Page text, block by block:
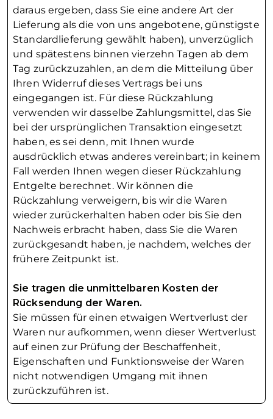
daraus ergeben, dass Sie eine andere Art der
Lieferung als die von uns angebotene, günstigste
Standardlieferung gewählt haben), unverzüglich
und spätestens binnen vierzehn Tagen ab dem
Tag zurückzuzahlen, an dem die Mitteilung über
Ihren Widerruf dieses Vertrags bei uns
eingegangen ist. Für diese Rückzahlung
verwenden wir dasselbe Zahlungsmittel, das Sie
bei der ursprünglichen Transaktion eingesetzt
haben, es sei denn, mit Ihnen wurde
ausdrücklich etwas anderes vereinbart; in keinem
Fall werden Ihnen wegen dieser Rückzahlung
Entgelte berechnet. Wir können die
Rückzahlung verweigern, bis wir die Waren
wieder zurückerhalten haben oder bis Sie den
Nachweis erbracht haben, dass Sie die Waren
zurückgesandt haben, je nachdem, welches der
frühere Zeitpunkt ist.
Sie tragen die unmittelbaren Kosten der
Rücksendung der Waren.
Sie müssen für einen etwaigen Wertverlust der
Waren nur aufkommen, wenn dieser Wertverlust
auf einen zur Prüfung der Beschaffenheit,
Eigenschaften und Funktionsweise der Waren
nicht notwendigen Umgang mit ihnen
zurückzuführen ist.